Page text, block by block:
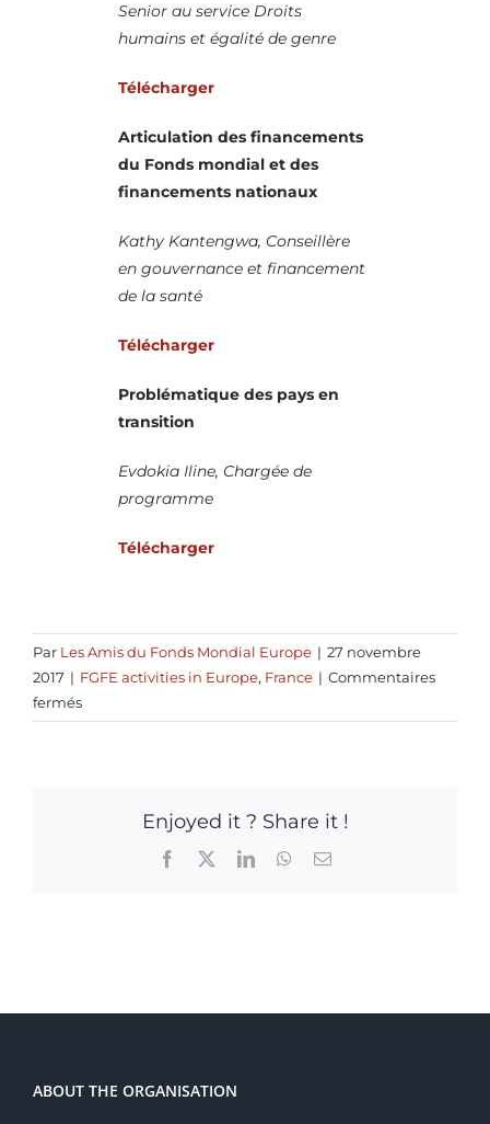
Senior au service Droits
humains et égalité de genre
Télécharger
Articulation des financements
du Fonds mondial et des
financements nationaux
Kathy Kantengwa, Conseillère
en gouvernance et financement
de la santé
Télécharger
Problématique des pays en
transition
Evdokia Iline, Chargée de
programme
Télécharger
Par Les Amis du Fonds Mondial Europe | 27 novembre
2017 | FGFE activities in Europe, France | Commentaires
ferméssur
Journée
Enjoyed it ? Share it !
Facebook LinkedInWhatsApp
Email
ABOUT THE ORGANISATION